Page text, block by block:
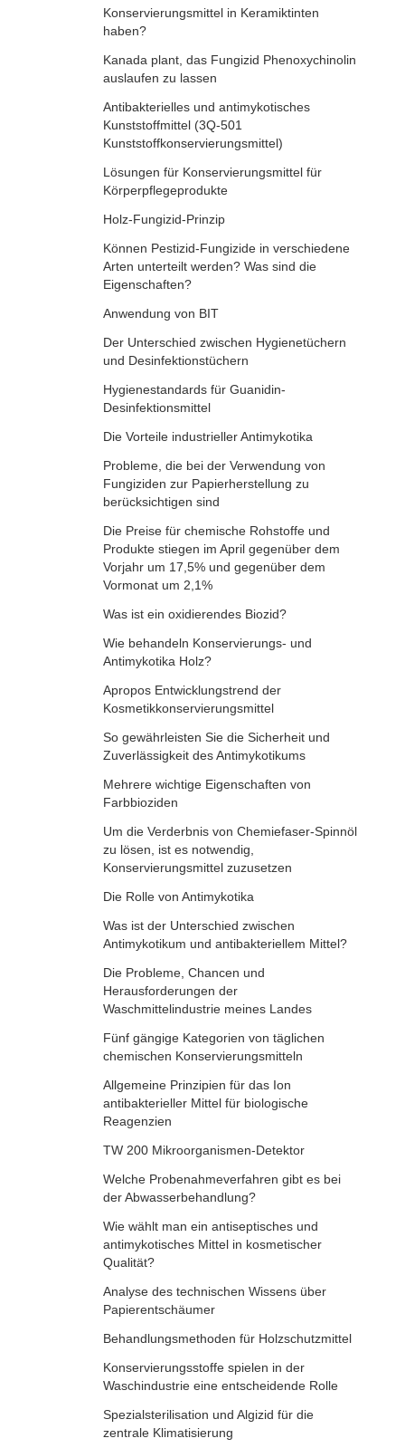
Konservierungsmittel in Keramiktinten
haben?
Kanada plant, das Fungizid Phenoxychinolin
auslaufen zu lassen
Antibakterielles und antimykotisches
Kunststoffmittel (3Q-501
Kunststoffkonservierungsmittel)
Lösungen für Konservierungsmittel für
Körperpflegeprodukte
Holz-Fungizid-Prinzip
Können Pestizid-Fungizide in verschiedene
Arten unterteilt werden? Was sind die
Eigenschaften?
Anwendung von BIT
Der Unterschied zwischen Hygienetüchern
und Desinfektionstüchern
Hygienestandards für Guanidin-
Desinfektionsmittel
Die Vorteile industrieller Antimykotika
Probleme, die bei der Verwendung von
Fungiziden zur Papierherstellung zu
berücksichtigen sind
Die Preise für chemische Rohstoffe und
Produkte stiegen im April gegenüber dem
Vorjahr um 17,5% und gegenüber dem
Vormonat um 2,1%
Was ist ein oxidierendes Biozid?
Wie behandeln Konservierungs- und
Antimykotika Holz?
Apropos Entwicklungstrend der
Kosmetikkonservierungsmittel
So gewährleisten Sie die Sicherheit und
Zuverlässigkeit des Antimykotikums
Mehrere wichtige Eigenschaften von
Farbbioziden
Um die Verderbnis von Chemiefaser-Spinnöl
zu lösen, ist es notwendig,
Konservierungsmittel zuzusetzen
Die Rolle von Antimykotika
Was ist der Unterschied zwischen
Antimykotikum und antibakteriellem Mittel?
Die Probleme, Chancen und
Herausforderungen der
Waschmittelindustrie meines Landes
Fünf gängige Kategorien von täglichen
chemischen Konservierungsmitteln
Allgemeine Prinzipien für das Ion
antibakterieller Mittel für biologische
Reagenzien
TW 200 Mikroorganismen-Detektor
Welche Probenahmeverfahren gibt es bei
der Abwasserbehandlung?
Wie wählt man ein antiseptisches und
antimykotisches Mittel in kosmetischer
Qualität?
Analyse des technischen Wissens über
Papierentschäumer
Behandlungsmethoden für Holzschutzmittel
Konservierungsstoffe spielen in der
Waschindustrie eine entscheidende Rolle
Spezialsterilisation und Algizid für die
zentrale Klimatisierung